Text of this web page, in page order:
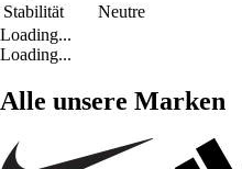
Stabilität
Neutre
Loading...
Loading...
Alle unsere Marken